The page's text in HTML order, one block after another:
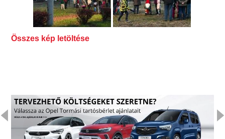
Összes kép letöltése